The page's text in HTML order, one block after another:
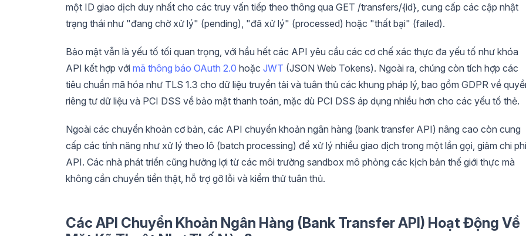
một ID giao dịch duy nhất cho các truy vấn tiếp theo thông qua GET /transfers/{id}, cung cấp các cập nhật
trạng thái như "đang chờ xử lý" (pending), "đã xử lý" (processed) hoặc "thất bại" (failed).
Bảo mật vẫn là yếu tố tối quan trọng, với hầu hết các API yêu cầu các cơ chế xác thực đa yếu tố như khóa
API kết hợp với mã thông báo OAuth 2.0 hoặc JWT (JSON Web Tokens). Ngoài ra, chúng còn tích hợp các
tiêu chuẩn mã hóa như TLS 1.3 cho dữ liệu truyền tải và tuân thủ các khung pháp lý, bao gồm GDPR về
riêng tư dữ liệu và PCI DSS về bảo mật thanh toán, mặc dù PCI DSS áp dụng nhiều hơn cho các yếu tố thẻ.
Ngoài các chuyển khoản cơ bản, các API chuyển khoản ngân hàng (bank transfer API) nâng cao còn cung
cấp các tính năng như xử lý theo lô (batch processing) để xử lý nhiều giao dịch trong một lần gọi, giảm chi phí
API. Các nhà phát triển cũng hưởng lợi từ các môi trường sandbox mô phỏng các kịch bản thế giới thực mà
không cần chuyển tiền thật, hỗ trợ gỡ lỗi và kiểm thử tuân thủ.
Các API Chuyển Khoản Ngân Hàng (Bank Transfer API) Hoạt Động Về